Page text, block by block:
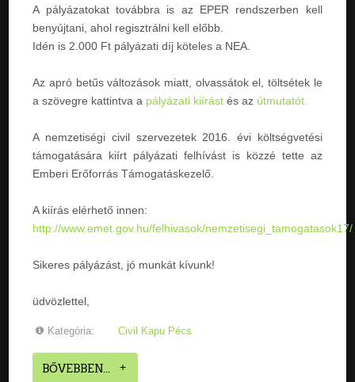
A pályázatokat továbbra is az EPER rendszerben kell
benyújtani, ahol regisztrálni kell előbb.
Idén is 2.000 Ft pályázati díj köteles a NEA.
Az apró betűs változások miatt, olvassátok el, töltsétek le
a szövegre kattintva a pályázati kiírást és az útmutatót.
A nemzetiségi civil szervezetek 2016. évi költségvetési
támogatására kiírt pályázati felhívást is közzé tette az
Emberi Erőforrás Támogatáskezelő.
A kiírás elérhető innen:
http://www.emet.gov.hu/felhivasok/nemzetisegi_tamogatasok17/
Sikeres pályázást, jó munkát kívunk!
üdvözlettel,
Kategória: Civil Kapu Pécs
BŐVEBBEN...